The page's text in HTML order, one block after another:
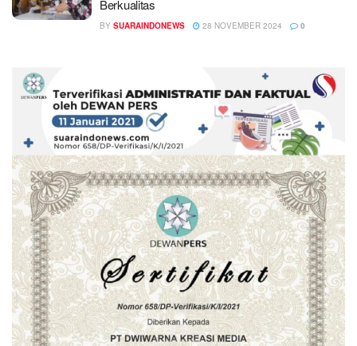
Berkualitas
BY SUARAINDONEWS 28 NOVEMBER 2024 0